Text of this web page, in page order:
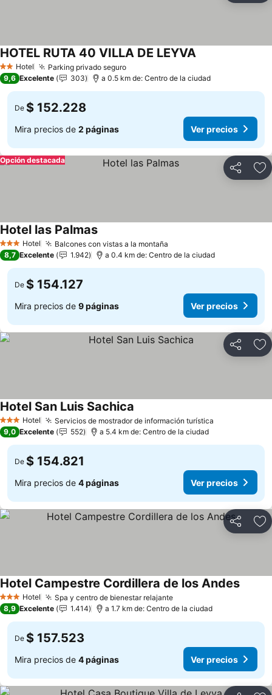
2 Estrellas
Hotel Parking privado seguro
HOTEL RUTA 40 VILLA DE LEYVA
9,6 Excelente 303 a 0.5 km de: Centro de la ciudad
De $ 152.228
Mira precios de 2 páginas Ver precios
Compartir
Opción destacada
3 Estrellas
Hotel Balcones con vistas a la montaña
Hotel las Palmas
8,7 Excelente 1.942 a 0.4 km de: Centro de la ciudad
De $ 154.127
Mira precios de 9 páginas Ver precios
Compartir
3 Estrellas
Hotel Servicios de mostrador de información turística
Hotel San Luis Sachica
9,0 Excelente 552 a 5.4 km de: Centro de la ciudad
De $ 154.821
Mira precios de 4 páginas Ver precios
Compartir
3 Estrellas
Hotel Spa y centro de bienestar relajante
Hotel Campestre Cordillera de los Andes
8,9 Excelente 1.414 a 1.7 km de: Centro de la ciudad
De $ 157.523
Mira precios de 4 páginas Ver precios